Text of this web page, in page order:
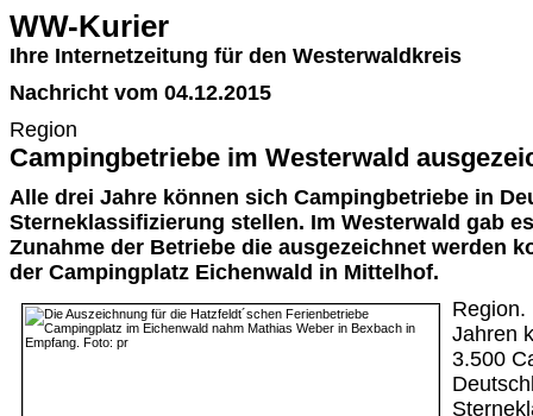
WW-Kurier
Ihre Internetzeitung für den Westerwaldkreis
Nachricht vom 04.12.2015
Region
Campingbetriebe im Westerwald
Alle drei Jahre können sich Campingbetriebe in
Sterneklassifizierung stellen. Im Westerwald gab
Zunahme der Betriebe die ausgezeichnet werden
der Campingplatz Eichenwald in Mittelhof.
Region.
Jahren
3.500